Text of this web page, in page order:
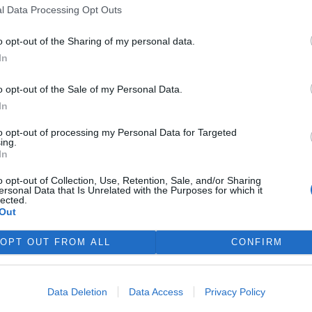
Data Processing Opt Outs
opt-out of the Sharing of my personal data.
opt-out of the Sale of my Personal Data.
opt-out of processing my Personal Data for Targeted
opt-out of Collection, Use, Retention, Sale, and/or Sharing
Data that Is Unrelated with the Purposes for which it
OPT OUT FROM ALL CONFIRM
Data Deletion Data Access Privacy Policy
korun, který má prodloužit
Veřejnost může své
prostředí poslat
na opravu. Budou
státy nyní převádějí novou
směrnici o právu na
do své legislativy. Podle
refurbed, evropským
s repasovanou
nových pravidel zůstat
spotřebitele bude stále
má přitom usnadnit
doby, zlepšit dostupnost
zásahy do zařízení
Nestanovuje však
ceny náhradních dílů a